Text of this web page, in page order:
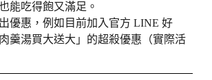
能吃得飽又滿足。
優惠，例如目前加入官方 LINE 好
羹湯買大送大」的超殺優惠（實際活